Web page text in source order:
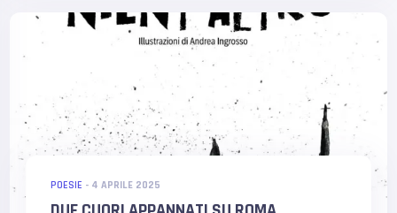
POESIE - 4 APRILE 2025